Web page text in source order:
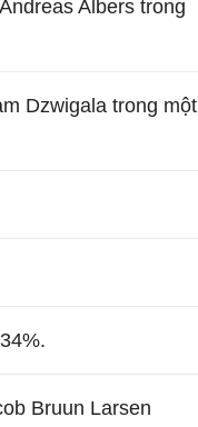
Albers trong
Dzwigala trong một
Bruun Larsen